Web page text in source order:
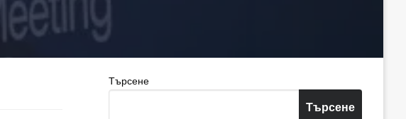
Търсене
Търсене